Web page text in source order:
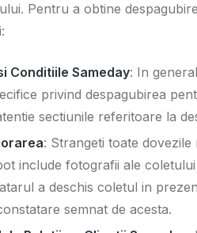
Pentru a obtine
Conditiile Sameday: In
privind despagubirea
sectiunile referitoare la
: Strangeti toate
include fotografii ale
a deschis coletul in
semnat de acesta.